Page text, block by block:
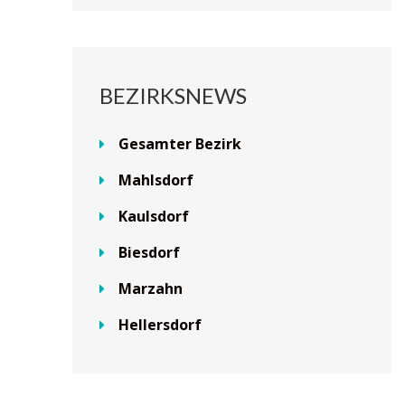
BEZIRKSNEWS
Gesamter Bezirk
Mahlsdorf
Kaulsdorf
Biesdorf
Marzahn
Hellersdorf